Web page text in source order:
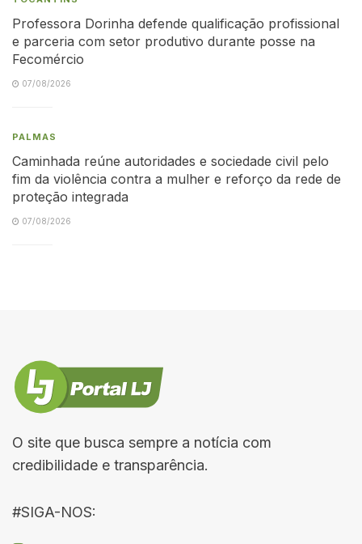
Professora Dorinha defende qualificação profissional
e parceria com setor produtivo durante posse na
Fecomércio
07/08/2026
PALMAS
Caminhada reúne autoridades e sociedade civil pelo
fim da violência contra a mulher e reforço da rede de
proteção integrada
07/08/2026
O site que busca sempre a notícia com
credibilidade e transparência.
#SIGA-NOS: